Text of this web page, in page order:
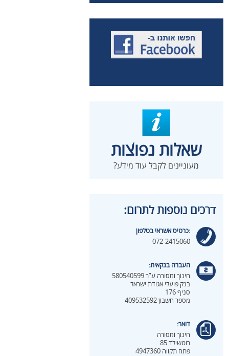
שאלות נפוצות
מעוניינים לקבל עוד מידע?
דרכים נוספות לתרום:
כרטיס אשראי בטלפון:
072-2415060
העברה בנקאית:
חינוך ומסורה ע”ר 580540599
בנק פועלי אגודת ישראל
סניף 176
מספר חשבון 409532592
דואר:
חינוך ומסורה
רוטשילד 85
פתח תקווה 4947360